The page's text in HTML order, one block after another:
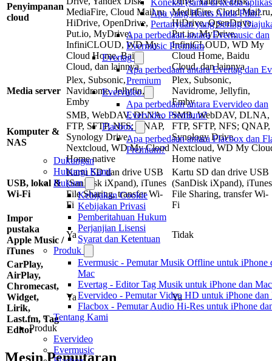
Koneksi (sama di kedua
Apa yang Harus Anda Pilih?
Pertanyaan yang Sering
Apa perbedaan antara Evermusic dan
Evermusic Premium
Evertag
Apa perbedaan antara Evertag dan
Premium
Evervideo
Apa perbedaan antara Evervideo dan
Evervideo Premium?
Flacbox
Apa perbedaan antara Flacbox dan
Premium?
Dukungan
Hubungi Kami
Hukum
Kebijakan Cookie
Kebijakan Privasi
Pemberitahuan Hukum
Perjanjian Lisensi
Syarat dan Ketentuan
Produk
Evermusic - Pemutar Musik Offline untuk iPhone
Mac
Evertag - Editor Tag Musik untuk iPhone dan Mac
Evervideo - Pemutar Video HD untuk iPhone dan
Flacbox - Pemutar Audio Hi-Res untuk iPhone
Tentang Kami
Produk
Evervideo
Evermusic
Penyimpanan
cloud
MediaFire, Cloud Mail.ru,
HiDrive, OpenDrive,
Put.io, MyDrive,
InfiniCLOUD, WD My
Cloud Home, Baidu
Cloud, dan lainnya
MediaFire, Cloud Mail.ru,
HiDrive, OpenDrive,
Put.io, MyDrive,
InfiniCLOUD, WD My
Cloud Home, Baidu
Cloud, dan lainnya
Media server
Plex, Subsonic,
Navidrome, Jellyfin,
Emby
Plex, Subsonic,
Navidrome, Jellyfin,
Emby
Komputer &
NAS
SMB, WebDAV, DLNA,
FTP, SFTP, NFS; QNAP,
Synology Drive,
Nextcloud, WD My Cloud
Home native
SMB, WebDAV, DLNA,
FTP, SFTP, NFS; QNAP,
Synology Drive,
Nextcloud, WD My
Home native
USB, lokal &
Wi-Fi
Kartu SD dan drive USB
(SanDisk iXpand), iTunes
File Sharing, transfer Wi-
Fi
Kartu SD dan drive USB
(SanDisk iXpand), iTunes
File Sharing, transfer Wi-
Fi
Impor
pustaka
Apple Music /
iTunes
Ya Tidak
CarPlay,
AirPlay,
Chromecast,
Widget,
Lirik,
Last.fm, Tag
Editor
Ya Ya
Mesin Pemutaran